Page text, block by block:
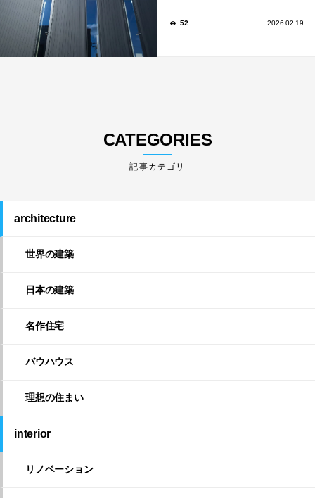
52 2026.02.19
CATEGORIES
architecture
世界の建築
日本の建築
名作住宅
バウハウス
理想の住まい
interior
リノベーション